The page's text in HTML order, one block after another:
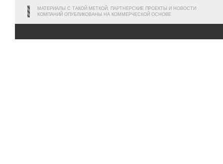
МАТЕРИАЛЫ С ТАКОЙ МЕТКОЙ, ПАРТНЕРСКИЕ ПРОЕКТЫ И НОВОСТИ
КОМПАНИЙ ОПУБЛИКОВАНЫ НА КОММЕРЧЕСКОЙ ОСНОВЕ